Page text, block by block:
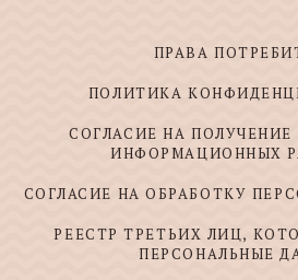
ПРАВА
ПОЛИТИКА
СОГЛАСИЕ НА
ИНФОРМАЦИОННЫХ
СОГЛАСИЕ НА ОБРАБОТКУ
РЕЕСТР ТРЕТЬИХ ЛИЦ,
ПЕРСОНАЛЬНЫЕ